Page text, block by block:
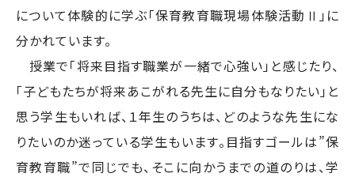
について体験的に学ぶ「保育教育職現場体験活動Ⅱ」に
分かれています。
授業で「将来目指す職業が一緒で心強い」と感じたり、
「子どもたちが将来あこがれる先生に自分もなりたい」と
思う学生もいれば、１年生のうちは、どのような先生にな
りたいのか迷っている学生もいます。目指すゴールは”保
育教育職”で同じでも、そこに向かうまでの道のりは、学